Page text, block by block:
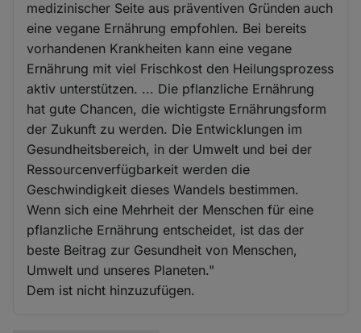
medizinischer Seite aus präventiven Gründen auch
eine vegane Ernährung empfohlen. Bei bereits
vorhandenen Krankheiten kann eine vegane
Ernährung mit viel Frischkost den Heilungsprozess
aktiv unterstützen. ... Die pflanzliche Ernährung
hat gute Chancen, die wichtigste Ernährungsform
der Zukunft zu werden. Die Entwicklungen im
Gesundheitsbereich, in der Umwelt und bei der
Ressourcenverfügbarkeit werden die
Geschwindigkeit dieses Wandels bestimmen.
Wenn sich eine Mehrheit der Menschen für eine
pflanzliche Ernährung entscheidet, ist das der
beste Beitrag zur Gesundheit von Menschen,
Umwelt und unseres Planeten."
Dem ist nicht hinzuzufügen.